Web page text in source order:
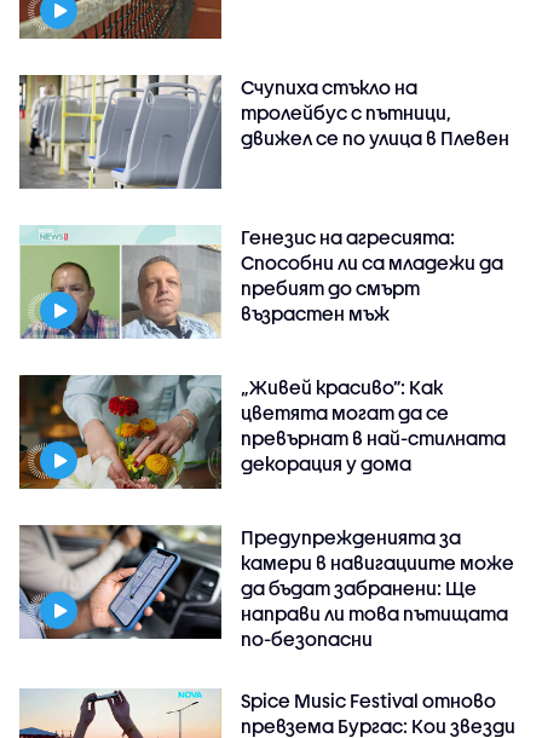
Счупиха стъкло на
тролейбус с пътници,
движел се по улица в Плевен
Генезис на агресията:
Способни ли са младежи да
пребият до смърт
възрастен мъж
„Живей красиво”: Как
цветята могат да се
превърнат в най-стилната
декорация у дома
Предупрежденията за
камери в навигациите може
да бъдат забранени: Ще
направи ли това пътищата
по-безопасни
Spice Music Festival отново
превзема Бургас: Кои звезди